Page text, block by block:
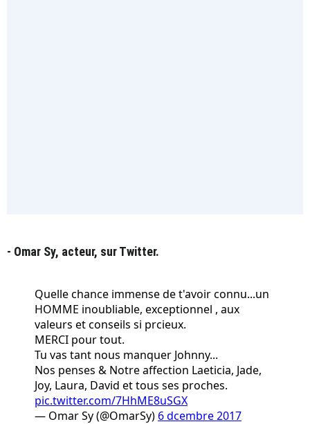
- Omar Sy, acteur, sur Twitter.
Quelle chance immense de t'avoir connu...un
HOMME inoubliable, exceptionnel , aux
valeurs et conseils si prcieux.
MERCI pour tout.
Tu vas tant nous manquer Johnny...
Nos penses & Notre affection Laeticia, Jade,
Joy, Laura, David et tous ses proches.
pic.twitter.com/7HhME8uSGX
— Omar Sy (@OmarSy) 6 dcembre 2017